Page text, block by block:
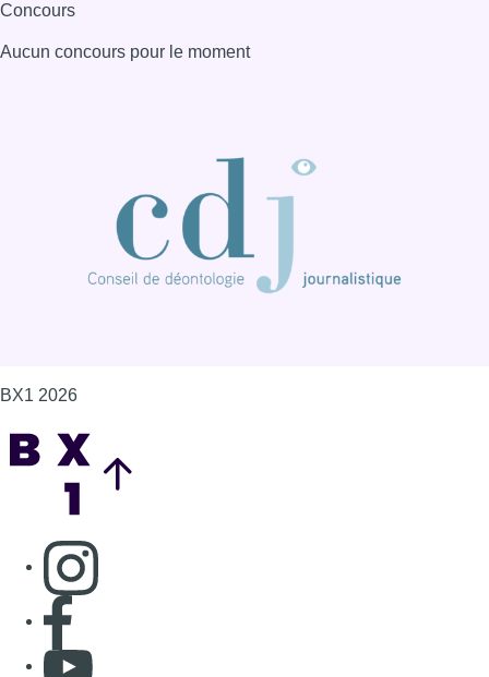
Concours
Aucun concours pour le moment
BX1 2026
Consulter page Instagram
Consulter page Facebook
Consulter Youtube